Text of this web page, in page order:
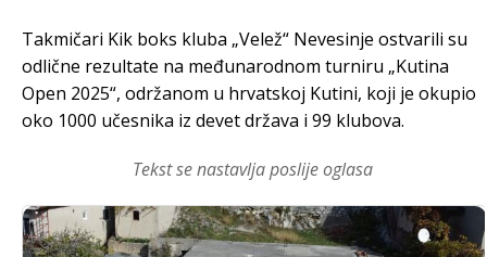
Takmičari Kik boks kluba „Velež“ Nevesinje ostvarili su
odlične rezultate na međunarodnom turniru „Kutina
Open 2025“, održanom u hrvatskoj Kutini, koji je okupio
oko 1000 učesnika iz devet država i 99 klubova.
Tekst se nastavlja poslije oglasa